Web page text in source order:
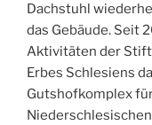
Dachstuhl
das Gebäude. Seit
Aktivitäten der
Erbes Schlesiens
Gutshofkomplex